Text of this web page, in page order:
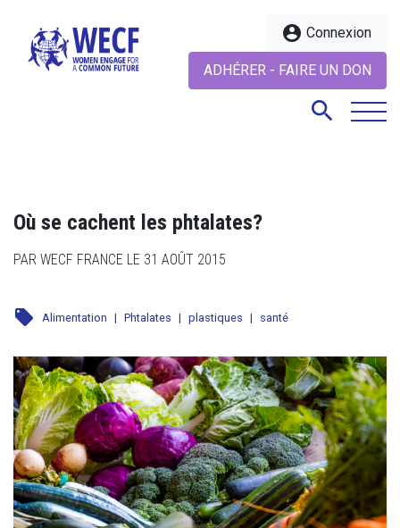
account_circle Connexion
ADHÉRER - FAIRE UN DON
search
Où se cachent les phtalates?
PAR WECF FRANCE LE 31 AOÛT 2015
local_offer Alimentation | Phtalates | plastiques | santé